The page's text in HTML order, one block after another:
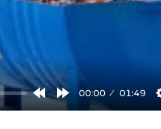
RewindForward
00:00 01:49